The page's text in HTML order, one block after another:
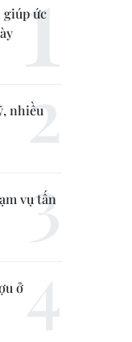
ức
nhiều
vụ tấn
ở